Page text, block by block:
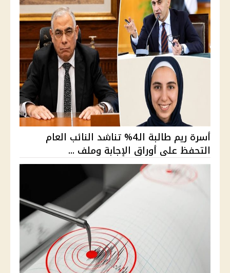
أسرة ريم طالبة الـ4% تناشد النائب العام
التحفظ على أوراق الإجابة وملف ...